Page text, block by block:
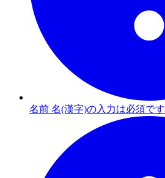
名前 名(漢字)の入力は必須です